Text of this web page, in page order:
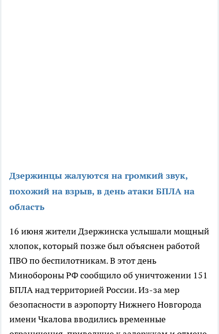
Дзержинцы жалуются на громкий звук,
похожий на взрыв, в день атаки БПЛА на
область
16 июня жители Дзержинска услышали мощный
хлопок, который позже был объяснен работой
ПВО по беспилотникам. В этот день
Минобороны РФ сообщило об уничтожении 151
БПЛА над территорией России. Из-за мер
безопасности в аэропорту Нижнего Новгорода
имени Чкалова вводились временные